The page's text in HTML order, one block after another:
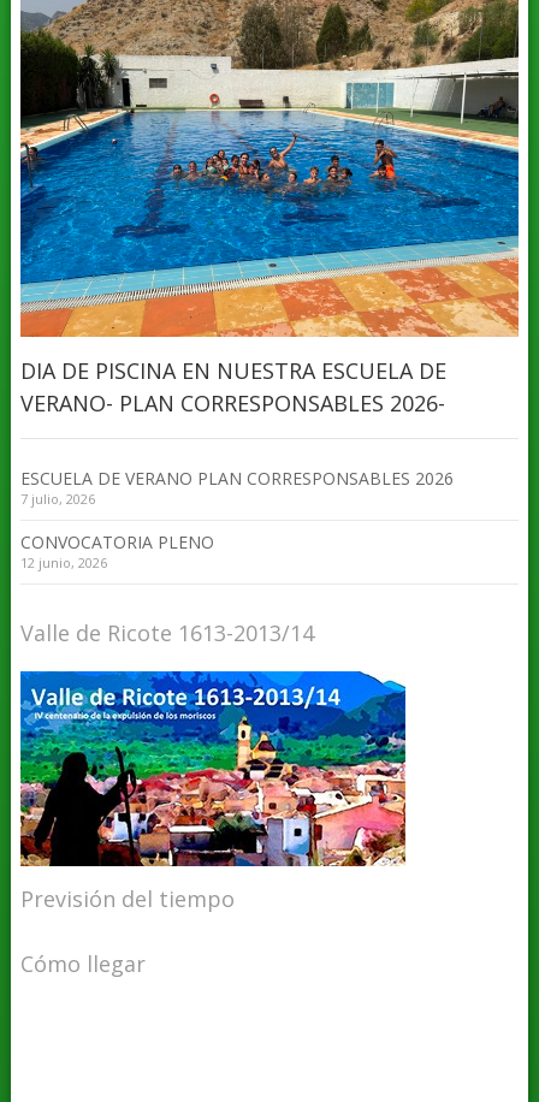
DIA DE PISCINA EN NUESTRA ESCUELA DE
VERANO- PLAN CORRESPONSABLES 2026-
ESCUELA DE VERANO PLAN CORRESPONSABLES 2026
7 julio, 2026
CONVOCATORIA PLENO
12 junio, 2026
Valle de Ricote 1613-2013/14
Previsión del tiempo
Cómo llegar